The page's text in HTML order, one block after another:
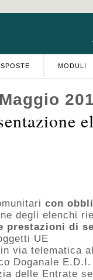
MODULI
con
degli elenchi
prestazioni di
UE
via telematica
Doganale
delle Entrate